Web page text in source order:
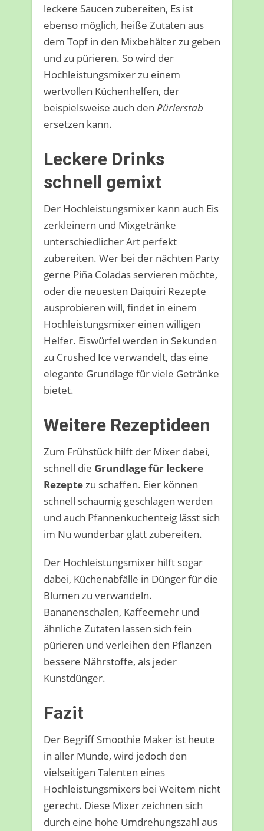
leckere Saucen zubereiten, Es ist
ebenso möglich, heiße Zutaten aus
dem Topf in den Mixbehälter zu geben
und zu pürieren. So wird der
Hochleistungsmixer zu einem
wertvollen Küchenhelfen, der
beispielsweise auch den Pürierstab
ersetzen kann.
Leckere Drinks
schnell gemixt
Der Hochleistungsmixer kann auch Eis
zerkleinern und Mixgetränke
unterschiedlicher Art perfekt
zubereiten. Wer bei der nächten Party
gerne Piña Coladas servieren möchte,
oder die neuesten Daiquiri Rezepte
ausprobieren will, findet in einem
Hochleistungsmixer einen willigen
Helfer. Eiswürfel werden in Sekunden
zu Crushed Ice verwandelt, das eine
elegante Grundlage für viele Getränke
bietet.
Weitere Rezeptideen
Zum Frühstück hilft der Mixer dabei,
schnell die Grundlage für leckere
Rezeptezu schaffen. Eier können
schnell schaumig geschlagen werden
und auch Pfannenkuchenteig lässt sich
im Nu wunderbar glatt zubereiten.
Der Hochleistungsmixer hilft sogar
dabei, Küchenabfälle in Dünger für die
Blumen zu verwandeln.
Bananenschalen, Kaffeemehr und
ähnliche Zutaten lassen sich fein
pürieren und verleihen den Pflanzen
bessere Nährstoffe, als jeder
Kunstdünger.
Fazit
Der Begriff Smoothie Maker ist heute
in aller Munde, wird jedoch den
vielseitigen Talenten eines
Hochleistungsmixers bei Weitem nicht
gerecht. Diese Mixer zeichnen sich
durch eine hohe Umdrehungszahl aus